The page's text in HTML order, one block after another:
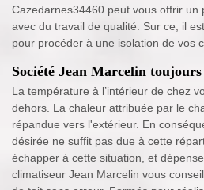
Cazedarnes34460 peut vous offrir un
avec du travail de qualité. Sur ce, il
pour procéder à une isolation de vos
Société Jean Marcelin
La température à l’intérieur de chez
dehors. La chaleur attribuée par le
répandue vers l'extérieur. En
désirée ne suffit pas due à cette
échapper à cette situation, et
climatiseur Jean Marcelin vous